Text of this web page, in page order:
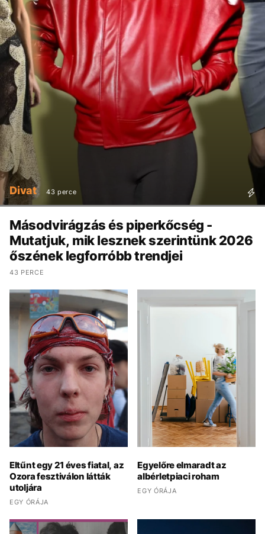
Divat 43 perce
Másodvirágzás és piperkőcség -
Mutatjuk, mik lesznek szerintünk 2026
őszének legforróbb trendjei
43 PERCE
Eltűnt egy 21 éves fiatal, az
Ozora fesztiválon látták
utoljára
EGY ÓRÁJA
Egyelőre elmaradt az
albérletpiaci roham
EGY ÓRÁJA